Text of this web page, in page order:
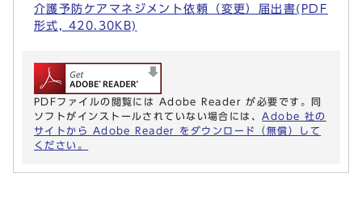
介護予防ケアマネジメント依頼（変更）届出書(PDF
形式, 420.30KB)
PDFファイルの閲覧には Adobe Reader が必要です。同
ソフトがインストールされていない場合には、 Adobe 社の
サイトから Adobe Reader をダウンロード（無償）して
ください。